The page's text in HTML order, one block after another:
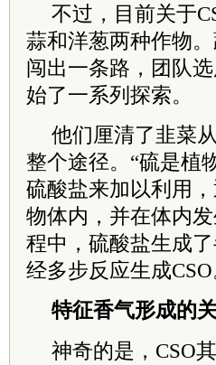
不过，目前关于
蒜和洋葱两种作物
闯出一条路，团队
始了一系列探索。
他们厘清了韭菜
整个途径。“硫是植
硫酸盐来加以利用
物体内，并在体内
程中，硫酸盐生成
经多步反应生成CSO
特征香气形成的
神奇的是，CSO